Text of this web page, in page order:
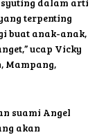
terpenting
buat anak-anak,
ucap Vicky
Mampang,
suami Angel
akan